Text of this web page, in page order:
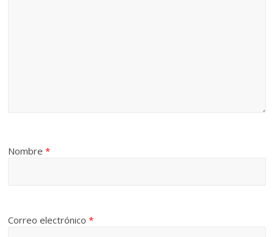
Nombre*
Correo electrónico*